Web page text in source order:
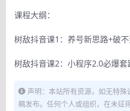
课程大纲：
树敌抖音课1：养号新思路+破
树敌抖音课2：小程序2.0必爆
声明：本站所有资源，如无特
稿发布。任何个人或组织，在未征